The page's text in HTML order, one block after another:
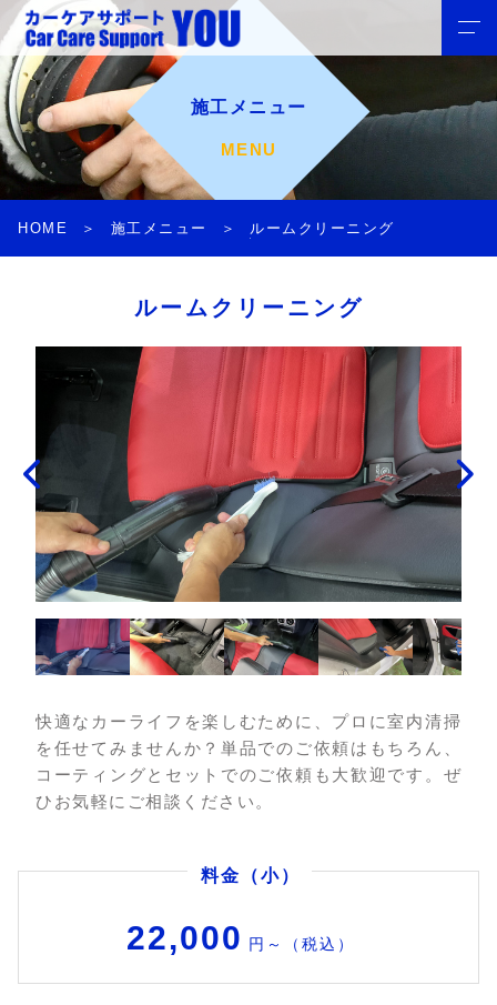
施工メニュー
MENU
HOME 施工メニュー ルームクリーニング
ルームクリーニング
快適なカーライフを楽しむために、プロに室内清掃
を任せてみませんか？単品でのご依頼はもちろん、
コーティングとセットでのご依頼も大歓迎です。ぜ
ひお気軽にご相談ください。
料金（小）
22,000 円～（税込）